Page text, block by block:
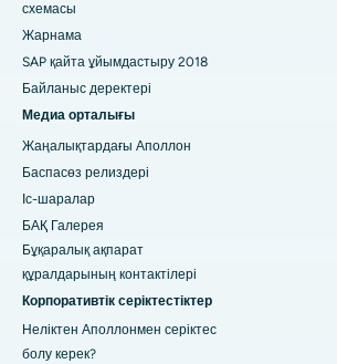
схемасы
Жарнама
SAP қайта ұйымдастыру 2018
Байланыс деректері
Медиа орталығы
Жаңалықтардағы Аполлон
Баспасөз релиздері
Іс-шаралар
БАҚ Галерея
Бұқаралық ақпарат
құралдарының контактілері
Корпоративтік серіктестіктер
Неліктен Аполлонмен серіктес
болу керек?